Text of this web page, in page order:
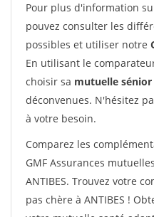
Pour plus d'information
pouvez consulter les
possibles et utiliser notre
En utilisant le
choisir sa mutuelle sénior
déconvenues. N'hésitez
à votre besoin.
Comparez les
GMF Assurances
ANTIBES. Trouvez votre
pas chère à ANTIBES !